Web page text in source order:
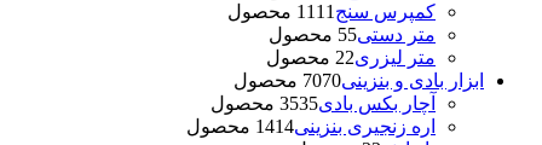
کمپرس سنج
11 11 محصول
متر دستی 55 محصول
متر لیزری 22 محصول
ابزار بادی و بنزینی
7070 محصول
آچار بکس بادی
3535 محصول
اره زنجیری بنزینی
1414 محصول